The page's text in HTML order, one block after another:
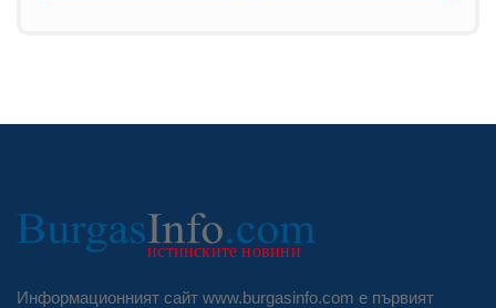
Информационният сайт www.burgasinfo.com е първият